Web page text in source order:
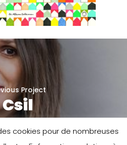
Project
Csil
cookies pour de nombreuses